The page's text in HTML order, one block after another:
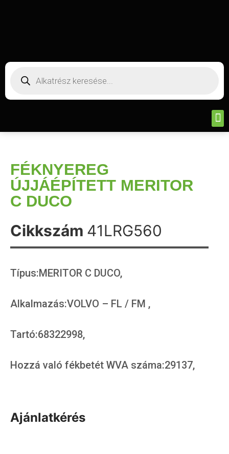
FÉKNYEREG
ÚJJÁÉPÍTETT MERITOR
C DUCO
Cikkszám 41LRG560
Típus:MERITOR C DUCO,
Alkalmazás:VOLVO – FL / FM ,
Tartó:68322998,
Hozzá való fékbetét WVA száma:29137,
Ajánlatkérés